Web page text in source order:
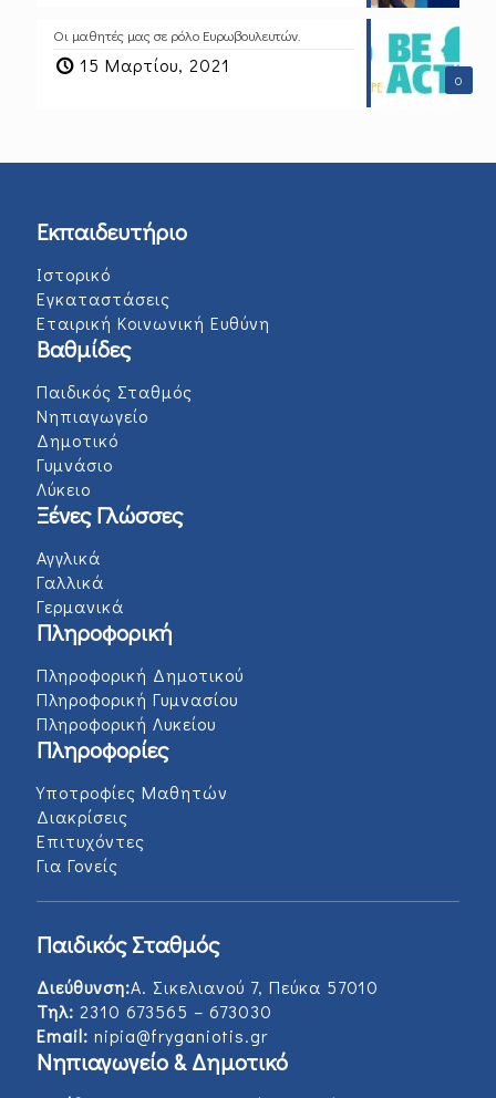
0
Οι μαθητές μας σε ρόλο Ευρωβουλευτών.
15 Μαρτίου, 2021
Εκπαιδευτήριο
Ιστορικό
Εγκαταστάσεις
Εταιρική Κοινωνική Ευθύνη
Βαθμίδες
Παιδικός Σταθμός
Νηπιαγωγείο
Δημοτικό
Γυμνάσιο
Λύκειο
Ξένες Γλώσσες
Αγγλικά
Γαλλικά
Γερμανικά
Πληροφορική
Πληροφορική Δημοτικού
Πληροφορική Γυμνασίου
Πληροφορική Λυκείου
Πληροφορίες
Υποτροφίες Μαθητών
Διακρίσεις
Επιτυχόντες
Για Γονείς
Παιδικός Σταθμός
Διεύθυνση:Α. Σικελιανού 7, Πεύκα 57010
Τηλ: 2310 673565 – 673030
Email: nipia@fryganiotis.gr
Νηπιαγωγείο & Δημοτικό